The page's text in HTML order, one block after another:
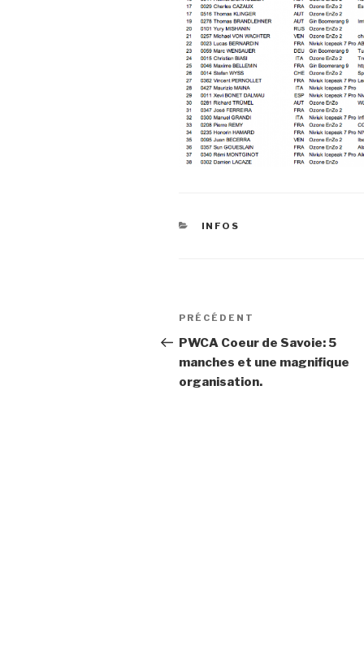
CATÉGORIES
INFOS
Navigation
de
l’article
Article
précédent
PRÉCÉDENT
PWCA Coeur de Savoie: 5
manches et une magnifique
organisation.